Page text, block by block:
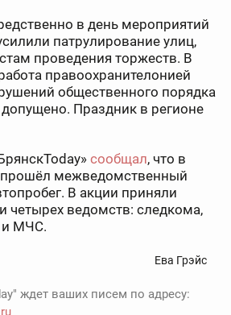
в день мероприятий
патрулирование улиц,
проведения торжеств. В
правоохранителонией
общественного порядка
Праздник в регионе
сообщал, что в
прошёл межведомственный
В акции приняли
четырех ведомств: следкома,
и МЧС.
Ева Грэйс
ждет ваших писем по адресу: